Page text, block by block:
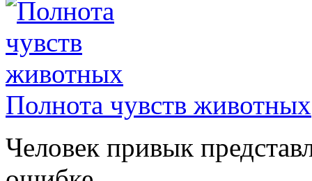
Полнота чувств животных
Человек привык